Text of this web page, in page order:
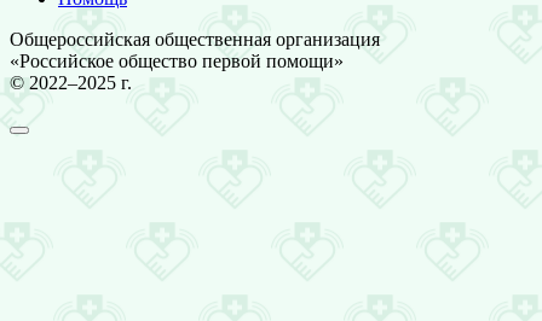
Общероссийская общественная организация
«Российское общество первой помощи»
© 2022–2025 г.